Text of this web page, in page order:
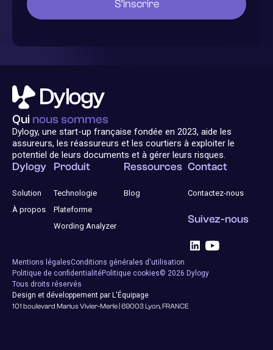
Dylogy
Solution
À propos
Produit
Technologie
Plateforme
Wording Analyzer
Ressources
Blog
Contact
Contactez-nous
Suivez-nous
Qui nous sommes
Dylogy, une start-up française fondée en 2023, aide les
assureurs, les réassureurs et les courtiers à exploiter le
potentiel de leurs documents et à gérer leurs risques.
Mentions légalesConditions générales d'utilisation
Politique de confidentialitéPolitique cookies© 2026 Dylogy
Tous droits réservés
Design et développement par L'Équipage
101 boulevard Marius Vivier-Merle | 69003 Lyon, FRANCE